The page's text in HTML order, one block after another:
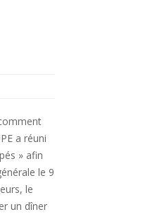
a réuni
» afin
le 9
le
un dîner